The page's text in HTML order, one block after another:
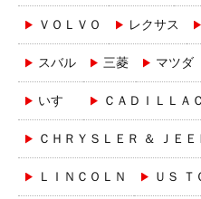
ＶＯＬＶＯ レクサス
スバル 三菱 マツダ
いすゞ ＣＡＤＩＬＬＡＣ
ＣＨＲＹＳＬＥＲ ＆ ＪＥＥ
ＬＩＮＣＯＬＮ ＵＳ Ｔ